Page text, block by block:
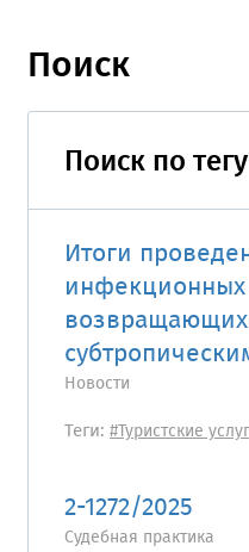
Поиск
Поиск по
Итоги
Новости
Теги: #Туристские
2-1272/2025
Судебная практика